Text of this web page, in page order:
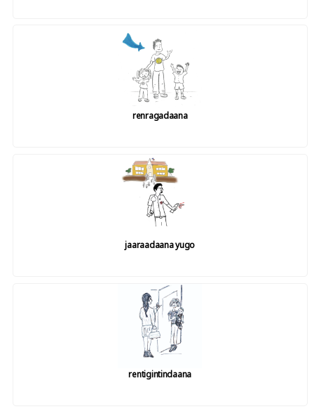
renragadaana
jaaraadaana yugo
rentigintindaana